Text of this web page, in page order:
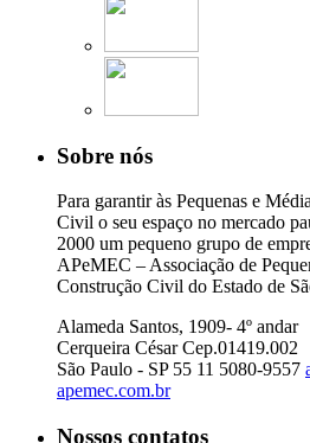
Sobre nós
Para garantir às Pequenas e
Civil o seu espaço no mercado
2000 um pequeno grupo de
APeMEC – Associação de
Construção Civil do Estado de
Alameda Santos, 1909- 4º andar
Cerqueira César Cep.01419.002
São Paulo - SP 55 11 5080-9557
apemec.com.br
Nossos contatos